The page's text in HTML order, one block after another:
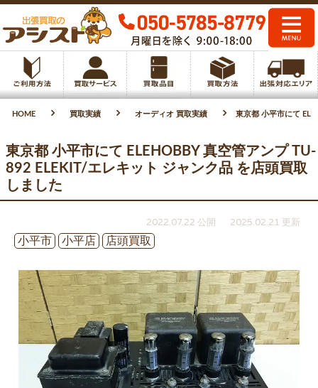
HOME 買取実績 オーディオ 買取実績 東京都 小平市にて
東京都 小平市にて ELEHOBBY 真空管アンプ TU-
892 ELEKIT/エレキット ジャンク品 を店頭買取
しました
2022.07.22 公開
2025.02.21 更新
小平市
小平店 店頭買取